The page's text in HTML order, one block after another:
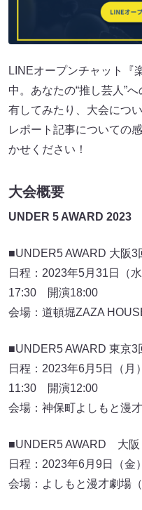
LINEオープンチャット『
中。あなたの“推し芸人”
有してみたり、大会につ
レポート記事についての
かせください！
大会概要
UNDER 5 AWARD 2023
■UNDER5 AWARD 大
日程：2023年5月31日（
17:30 開演18:00
会場：道頓堀ZAZA
■UNDER5 AWARD 東京3
日程：2023年6月5日（月
11:30 開演12:00
会場：神保町よしもと漫
■UNDER5 AWARD 大阪
日程：2023年6月9日（
会場：よしもと漫才劇場（